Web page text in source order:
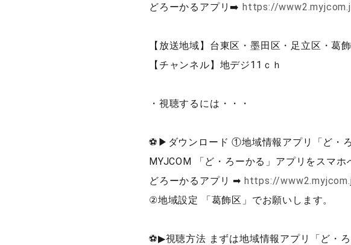
どろーかるアプリ➡️https://
【放送地域】台東区・墨田区・足立区・葛
【チャンネル】地デジ11ｃｈ
・視聴するには・・・
⚽▶ダウンロード ①地域情報アプリ「ど・ろ
MYJCOM 「ど・ろーかる」アプリをスマホ
どろーかるアプリ ➡ https://
②地域設定 「葛飾区」でお願いします。
⚽▶視聴方法 まずは地域情報アプリ「ど・